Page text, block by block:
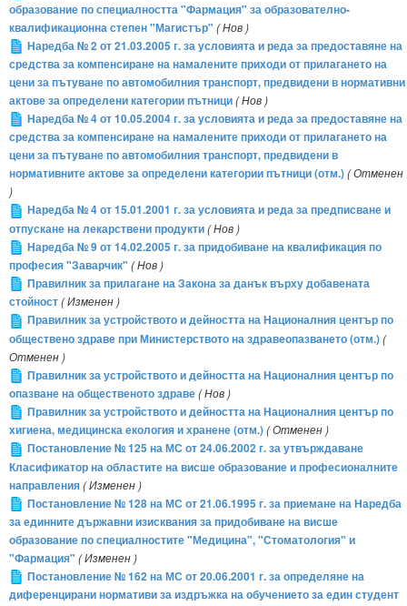
образование по специалността "Фармация" за образователно-
квалификационна степен "Магистър" ( Нов )
Наредба № 2 от 21.03.2005 г. за условията и реда за предоставяне на
средства за компенсиране на намалените приходи от прилагането на
цени за пътуване по автомобилния транспорт, предвидени в нормативни
актове за определени категории пътници( Нов )
Наредба № 4 от 10.05.2004 г. за условията и реда за предоставяне на
средства за компенсиране на намалените приходи от прилагането на
цени за пътуване по автомобилния транспорт, предвидени в
нормативните актове за определени категории пътници (отм.)( Отменен
)
Наредба № 4 от 15.01.2001 г. за условията и реда за предписване и
отпускане на лекарствени продукти( Нов )
Наредба № 9 от 14.02.2005 г. за придобиване на квалификация по
професия "Заварчик" ( Нов )
Правилник за прилагане на Закона за данък върху добавената
стойност( Изменен )
Правилник за устройството и дейността на Националния център по
обществено здраве при Министерството на здравеопазването (отм.)(
Отменен )
Правилник за устройството и дейността на Националния център по
опазване на общественото здраве( Нов )
Правилник за устройството и дейността на Националния център по
хигиена, медицинска екология и хранене (отм.)( Отменен )
Постановление № 125 на МС от 24.06.2002 г. за утвърждаване
Класификатор на областите на висше образование и професионалните
направления( Изменен )
Постановление № 128 на МС от 21.06.1995 г. за приемане на Наредба
за единните държавни изисквания за придобиване на висше
образование по специалностите "Медицина", "Стоматология" и
"Фармация" ( Изменен )
Постановление № 162 на МС от 20.06.2001 г. за определяне на
диференцирани нормативи за издръжка на обучението за един студент